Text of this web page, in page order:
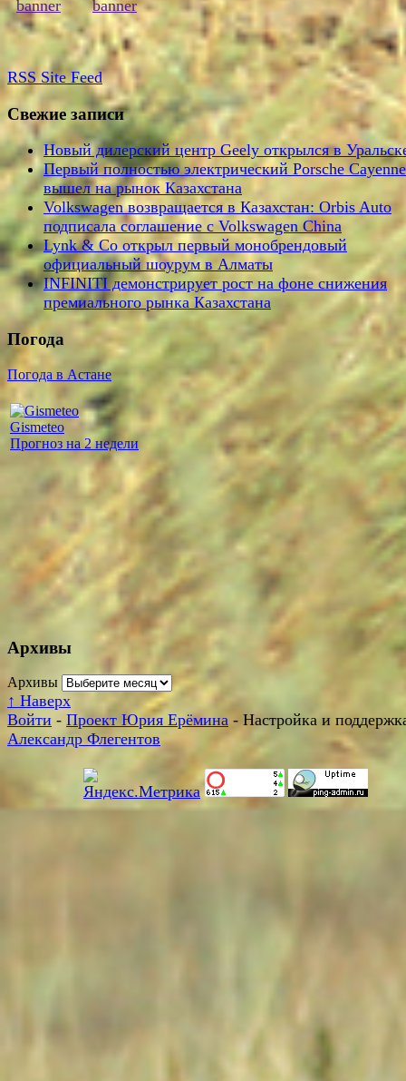
RSS Site Feed
Свежие записи
Новый дилерский центр Geely открылся в
Первый полностью электрический Porsche Cayenne
вышел на рынок Казахстана
Volkswagen возвращается в Казахстан: Orbis Auto
подписала соглашение с Volkswagen China
Lynk & Co открыл первый монобрендовый
официальный шоурум в Алматы
INFINITI демонстрирует рост на фоне снижения
премиального рынка Казахстана
Погода
Погода в Астане
Gismeteo
Прогноз на 2 недели
Архивы
Архивы
↑ Наверх
Войти - Проект Юрия Ерёмина - Настройка и
Александр Флегентов